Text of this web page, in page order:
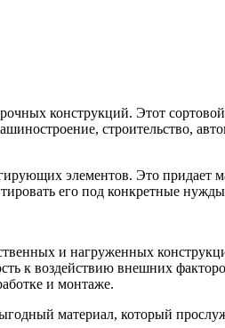
конструкций. Этот
строительство,
элементов. Это придает
его под конкретные
и нагруженных
к воздействию внешних
и монтаже.
материал, который